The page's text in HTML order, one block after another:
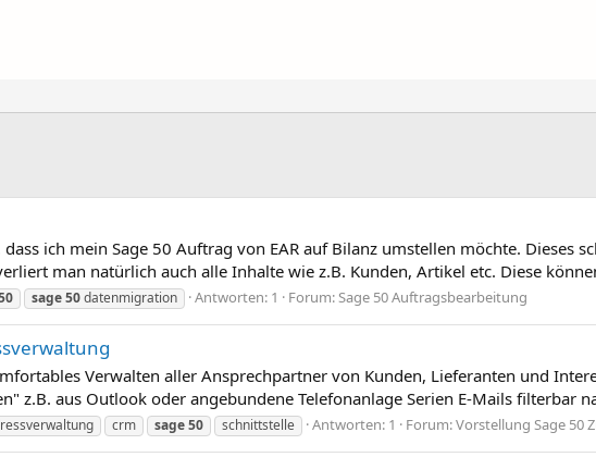
ich mein Sage 50 Auftrag von EAR auf Bilanz umstellen möchte. Dieses
man natürlich auch alle Inhalte wie z.B. Kunden, Artikel etc. Diese
sage50datenmigration Antworten: 1 Forum:Sage 50 Auftragsbearbeitung
Verwalten aller Ansprechpartner von Kunden, Lieferanten und
z.B. aus Outlook oder angebundene Telefonanlage Serien E-Mails filterbar
crm sage50 schnittstelle Antworten: 1 Forum:Vorstellung Sage 50